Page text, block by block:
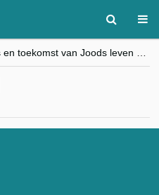
“Besnijdenisdebat toont hoe moeilijk seculiere Westen minderheden begrijpt”, Jinnih Beels (Vooruit)